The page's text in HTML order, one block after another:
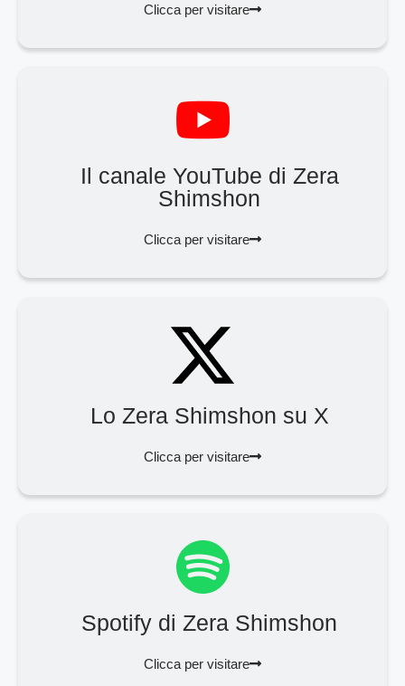
Clicca per visitare
Il canale YouTube di Zera
Shimshon
Clicca per visitare
Lo Zera Shimshon su X
Clicca per visitare
Spotify di Zera Shimshon
Clicca per visitare